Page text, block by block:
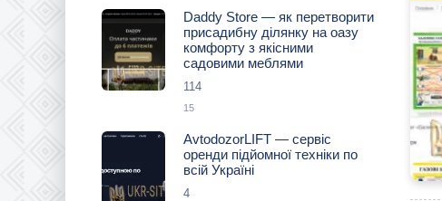
Daddy Store — як перетворити
присадибну ділянку на оазу
комфорту з якісними
садовими меблями
114
15
AvtodozorLIFT — сервіс
оренди підйомної техніки по
всій Україні
4